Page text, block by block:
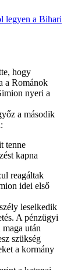
legyen a Bihari
hogy
a Románok
nyeri a
a második
tenne
kapna
reagáltak
idei első
leselkedik
A pénzügyi
után
szükség
a kormány